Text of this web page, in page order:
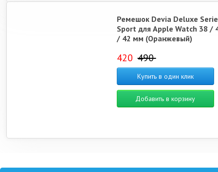
Ремешок Devia Deluxe
Sport для Apple Watch 38 /
/ 42 мм (Оранжевый)
420 490
Купить в один клик
Добавить в корзину